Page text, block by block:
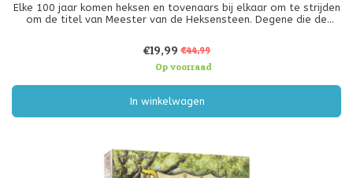
Elke 100 jaar komen heksen en tovenaars bij elkaar om te strijden
om de titel van Meester van de Heksensteen. Degene die de
steen. Maar w
€19,99 €44,99
Op voorraad
In winkelwagen